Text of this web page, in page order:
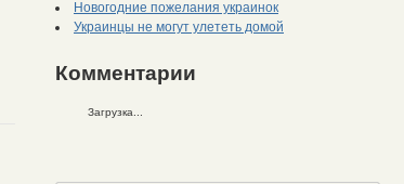
Новогодние пожелания украинок
Украинцы не могут улететь домой
Комментарии
Загрузка...